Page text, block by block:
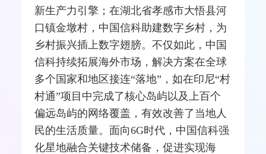
新生产力引擎；在湖北省孝感市大悟县河
口镇金墩村，中国信科助建数字乡村，为
乡村振兴插上数字翅膀。不仅如此，中国
信科持续拓展海外市场，解决方案在全球
多个国家和地区接连“落地”，如在印尼“村
村通”项目中完成了核心岛屿以及上百个
偏远岛屿的网络覆盖，有效改善了当地人
民的生活质量。面向6G时代，中国信科强
化星地融合关键技术储备，促进实现海